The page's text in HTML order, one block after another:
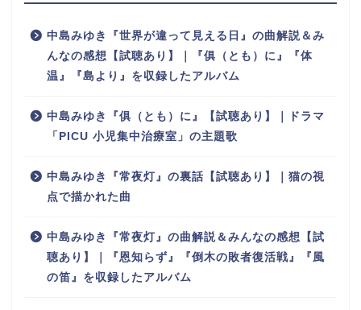
中島みゆき『世界が違って見える日』の曲解説＆み
んなの感想【試聴あり】｜『俱（とも）に』『体
温』『島より』を収録したアルバム
中島みゆき『俱（とも）に』【試聴あり】｜ドラマ
「PICU 小児集中治療室」の主題歌
中島みゆき『常夜灯』の裏話【試聴あり】｜猫の視
点で描かれた曲
中島みゆき『常夜灯』の曲解説＆みんなの感想【試
聴あり】｜『恩知らず』『倒木の敗者復活戦』『風
の笛』を収録したアルバム